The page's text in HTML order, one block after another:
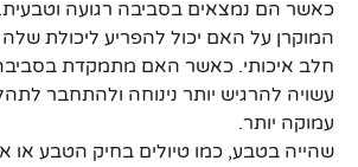
כאשר הם נמצאים בסביבה רגועה
המוקרן על האם יכול להפריע ליכולת שלה
חלב איכותי. כאשר האם מתמקדת
עשויה להרגיש יותר נינוחה ולהתחבר
עמוקה יותר.
שהייה בטבע, כמו טיולים בחיק הטבע או